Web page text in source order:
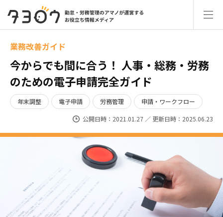
業務改善ガイド
今からでも間に合う！ 人事・総務・労務
のための電子申請完全ガイド
年末調整 電子申請 労務管理 申請・ワークフロー
公開日時：2021.01.27 ／ 更新日時：2025.06.23